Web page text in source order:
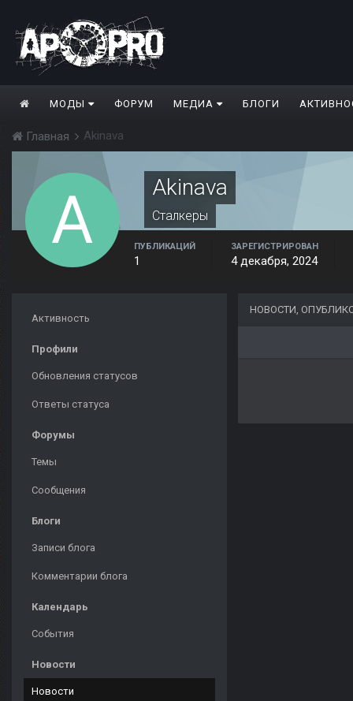
МОДЫ ФОРУМ МЕДИА БЛОГИ
Главная Akinava
Akinava
Сталкеры
ПУБЛИКАЦИЙ
1
ЗАРЕГИСТРИРОВАН
4 декабря, 2024
Активность
Профили
Обновления статусов
Ответы статуса
Форумы
Темы
Сообщения
Блоги
Записи блога
Комментарии блога
Календарь
События
Новости
Новости
НОВОСТИ,